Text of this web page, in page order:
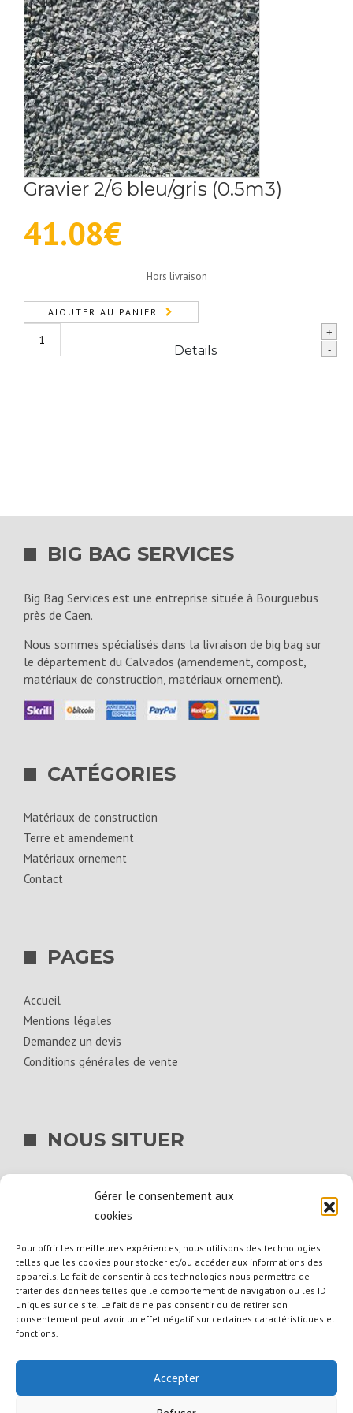
Gérer le consentement aux
cookies
Pour offrir les meilleures expériences, nous utilisons des technologies
telles que les cookies pour stocker et/ou accéder aux informations des
appareils. Le fait de consentir à ces technologies nous permettra de
traiter des données telles que le comportement de navigation ou les ID
uniques sur ce site. Le fait de ne pas consentir ou de retirer son
consentement peut avoir un effet négatif sur certaines caractéristiques et
fonctions.
Accepter
Gravier 2/6 bleu/gris (0.5m3)
41.08€
Hors livraison
AJOUTER AU PANIER
+
-
Details
BIG BAG SERVICES
Big Bag Services est une entreprise située à Bourguebus
près de Caen.
Nous sommes spécialisés dans la livraison de big bag sur
le département du Calvados (amendement, compost,
matériaux de construction, matériaux ornement).
CATÉGORIES
Matériaux de construction
Terre et amendement
Matériaux ornement
Contact
PAGES
Accueil
Mentions légales
Demandez un devis
Conditions générales de vente
NOUS SITUER
14540 Bourguébus
02 31 39 15 00